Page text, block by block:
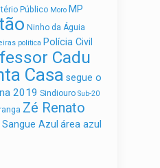
Público Moro MP
Ninho da Águia
politica Polícia Civil
Cadu
Casa segue o
2019 Sindiouro Sub-20
Zé Renato
Azul área azul